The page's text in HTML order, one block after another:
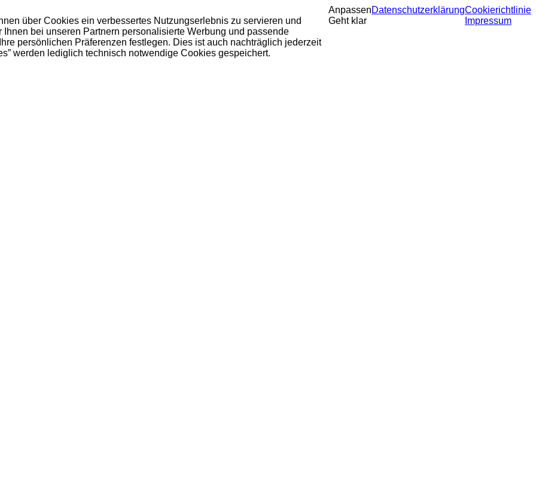
über Cookies ein verbessertes Nutzungserlebnis zu servieren und
bei unseren Partnern personalisierte Werbung und passende
persönlichen Präferenzen festlegen. Dies ist auch nachträglich jederzeit
werden lediglich technisch notwendige Cookies gespeichert.
Anpassen
Geht klar
DatenschutzerklärungCookierichtlinie
Impressum